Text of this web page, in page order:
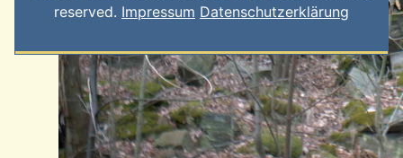
reserved. Impressum Datenschutzerklärung